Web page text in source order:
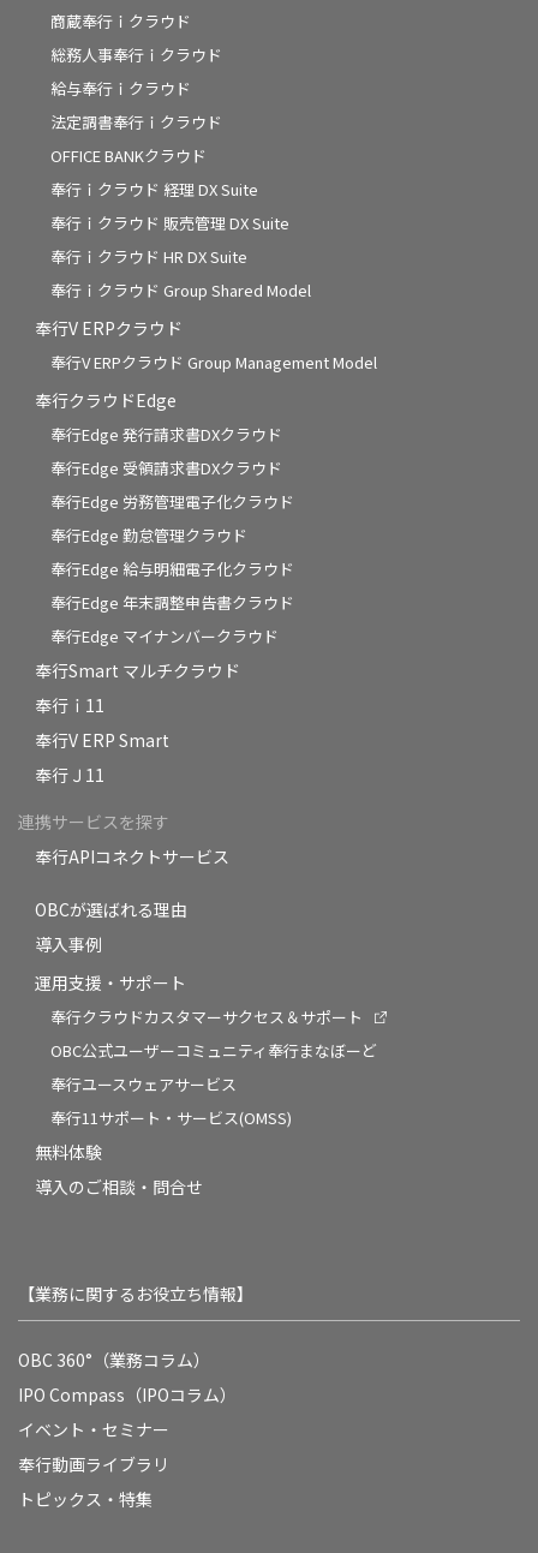
商蔵奉行ｉクラウド
総務人事奉行ｉクラウド
給与奉行ｉクラウド
法定調書奉行ｉクラウド
OFFICE BANKクラウド
奉行ｉクラウド 経理 DX Suite
奉行ｉクラウド 販売管理 DX Suite
奉行ｉクラウド HR DX Suite
奉行ｉクラウド Group Shared Model
奉行V ERPクラウド
奉行V ERPクラウド Group Management Model
奉行クラウドEdge
奉行Edge 発行請求書DXクラウド
奉行Edge 受領請求書DXクラウド
奉行Edge 労務管理電子化クラウド
奉行Edge 勤怠管理クラウド
奉行Edge 給与明細電子化クラウド
奉行Edge 年末調整申告書クラウド
奉行Edge マイナンバークラウド
奉行Smart マルチクラウド
奉行ｉ11
奉行V ERP Smart
奉行Ｊ11
連携サービスを探す
奉行APIコネクトサービス
OBCが選ばれる理由
導入事例
運用支援・サポート
奉行クラウドカスタマーサクセス＆サポート
OBC公式ユーザーコミュニティ奉行まなぼーど
奉行ユースウェアサービス
奉行11サポート・サービス(OMSS)
無料体験
導入のご相談・問合せ
【業務に関するお役立ち情報】
OBC 360°（業務コラム）
IPO Compass（IPOコラム）
イベント・セミナー
奉行動画ライブラリ
トピックス・特集